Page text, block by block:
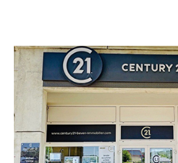
CENTURY 21
rue du Moulin
REMOULINS
Envoyer un